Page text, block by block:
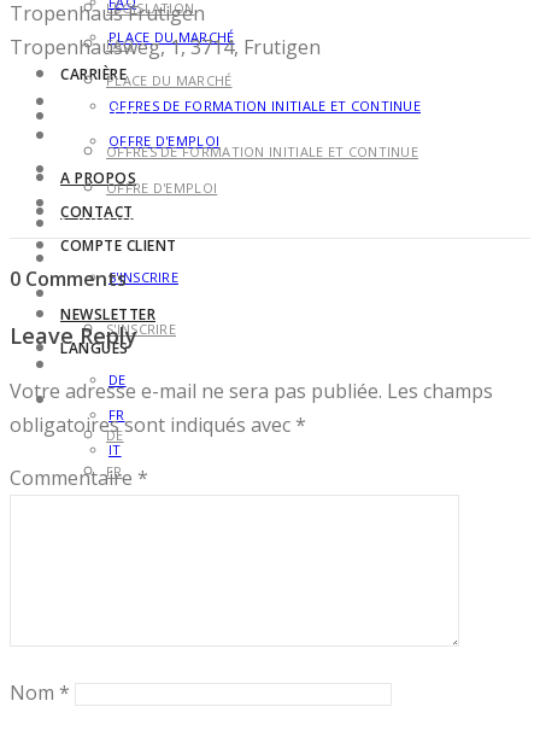
PLACE DU MARCHÉ
CARRIÈRE
OFFRES DE FORMATION INITIALE ET CONTINUE
OFFRE D'EMPLOI
A PROPOS
CONTACT
COMPTE CLIENT
S'INSCRIRE
NEWSLETTER
LANGUES
DE
FR
IT
LÉGISLATION
FAQ
PLACE DU MARCHÉ
CARRIÈRE
OFFRES DE FORMATION INITIALE ET CONTINUE
OFFRE D'EMPLOI
A PROPOS
CONTACT
COMPTE CLIENT
S'INSCRIRE
LANGUES
DE
FR
Tropenhaus Frutigen
Tropenhausweg, 1, 3714, Frutigen
0 Comments
Leave Reply
Votre adresse e-mail ne sera pas publiée. Les champs
obligatoires sont indiqués avec*
Commentaire *
Nom *